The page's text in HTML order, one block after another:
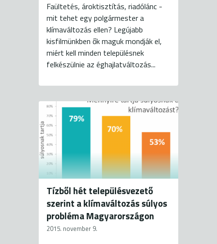
Faültetés, ároktisztítás, riadólánc -
mit tehet egy polgármester a
klímaváltozás ellen? Legújabb
kisfilmünkben ők maguk mondják el,
miért kell minden településnek
felkészülnie az éghajlatváltozás...
Tízből hét településvezető
szerint a klímaváltozás súlyos
probléma Magyarországon
2015. november 9.